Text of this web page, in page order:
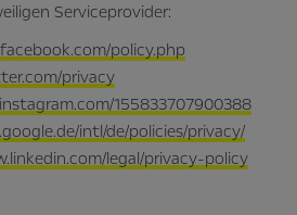
Serviceprovider:
policy.php
privacy
155833707900388
intl/de/policies/privacy/
legal/privacy-policy